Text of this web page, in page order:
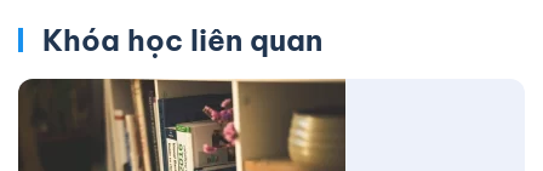
Khóa học liên quan